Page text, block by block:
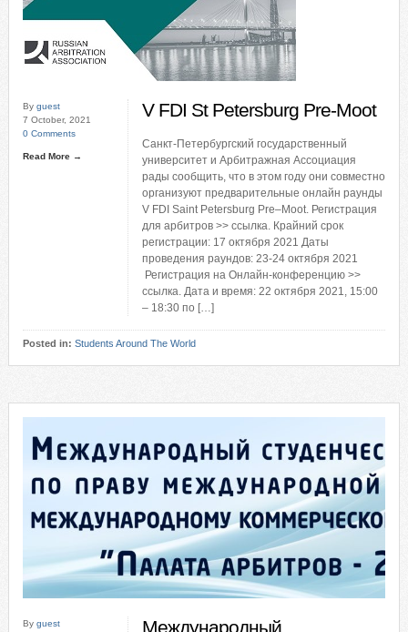
By guest
7 October, 2021
0 Comments
Read More →
V FDI St Petersburg Pre-Moot
Санкт-Петербургский государственный
университет и Арбитражная Ассоциация
рады сообщить, что в этом году они совместно
организуют предварительные онлайн раунды
V FDI Saint Petersburg Pre–Moot. Регистрация
для арбитров >> ссылка. Крайний срок
регистрации: 17 октября 2021 Даты
проведения раундов: 23-24 октября 2021
Регистрация на Онлайн-конференцию >>
ссылка. Дата и время: 22 октября 2021, 15:00
– 18:30 по […]
Posted in: Students Around The World
By guest
Международный